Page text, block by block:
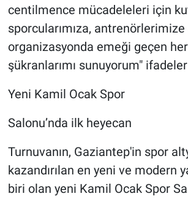
centilmence mücadeleleri için
sporcularımıza, antrenörlerimize
organizasyonda emeği geçen
şükranlarımı sunuyorum"
Yeni Kamil Ocak Spor
Salonu’nda ilk heyecan
Turnuvanın, Gaziantep'in spor
kazandırılan en yeni ve modern
biri olan yeni Kamil Ocak Spor